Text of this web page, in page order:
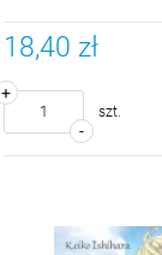
18,40 zł
-
+
szt.